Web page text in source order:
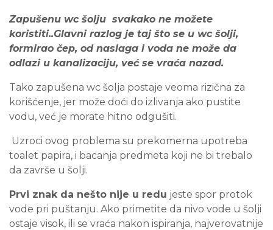
Zapušenu wc šolju svakako ne možete
koristiti..Glavni razlog je taj što se u wc šolji,
formirao čep, od naslaga i voda ne može da
odlazi u kanalizaciju, već se vraća nazad.
Tako zapušena wc šolja postaje veoma rizična za
korišćenje, jer može doći do izlivanja ako pustite
vodu, već je morate hitno odgušiti.
Uzroci ovog problema su prekomerna upotreba
toalet papira, i bacanja predmeta koji ne bi trebalo
da završe u šolji.
Prvi znak da nešto nije u redu jeste spor protok
vode pri puštanju. Ako primetite da nivo vode u šolji
ostaje visok, ili se vraća nakon ispiranja, najverovatnije